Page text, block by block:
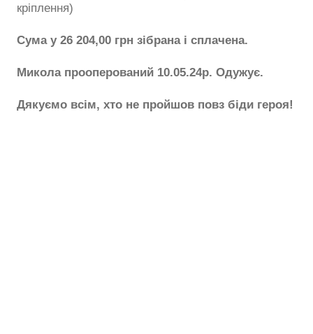
кріплення)
Сума у 26 204,00 грн зібрана і сплачена.
Микола прооперований 10.05.24р. Одужує.
Дякуємо всім, хто не пройшов повз біди героя!